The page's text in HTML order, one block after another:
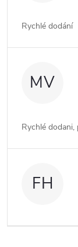
Rychlé dodání
MV
Rychlé
FH